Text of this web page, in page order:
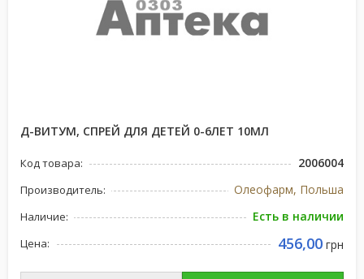
Д-ВИТУМ, СПРЕЙ ДЛЯ ДЕТЕЙ 0-6ЛЕТ 10МЛ
Код товара: 2006004
Производитель: Олеофарм, Польша
Наличие: Есть в наличии
Цена: 456,00 грн